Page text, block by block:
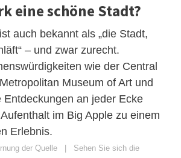
eine schöne Stadt?
auch bekannt als „die Stadt,
– und zwar zurecht.
wie der Central
Museum of Art und
Entdeckungen an jeder Ecke
im Big Apple zu einem
Erlebnis.
der Quelle | Sehen Sie sich die